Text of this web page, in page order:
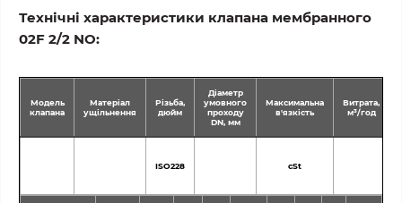
Технічні характеристики клапана мембранного
02F 2/2 NO:
Модель
клапана
Матеріал
ущільнення
Різьба,
дюйм
Діаметр
умовного
проходу
DN, мм
Максимальна
в'язкість
Витрата,
м³/год
ISO228 cSt